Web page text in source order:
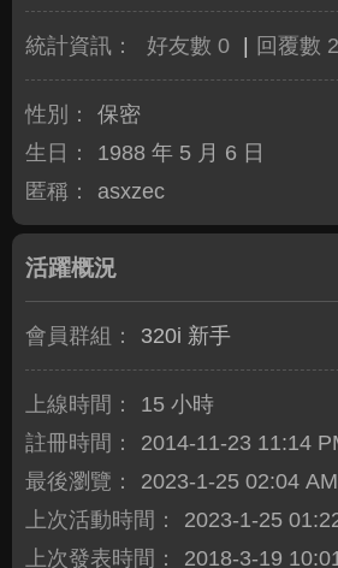
統計資訊： 好友數 0 回覆數 2
性別：
保密
生日：
1988 年 5 月 6 日
匿稱：
asxzec
活躍概況
會員群組： 320i 新手
上線時間：
15 小時
註冊時間：
2014-11-23 11:14
最後瀏覽：
2023-1-25 02:04 AM
上次活動時間：
2023-1-25
上次發表時間：
2018-3-19